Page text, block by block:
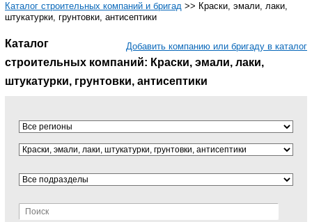
Каталог строительных компаний и бригад >> Краски, эмали, лаки,
штукатурки, грунтовки, антисептики
Добавить компанию или бригаду в каталог
Каталог
строительных компаний: Краски, эмали, лаки,
штукатурки, грунтовки, антисептики